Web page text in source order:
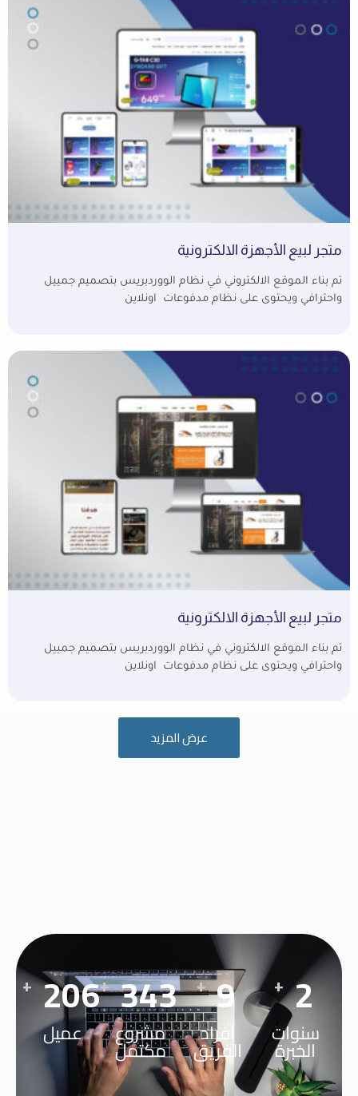
متجر لبيع الأجهزة الالكترونية
تم بناء الموقع الالكتروني في نظام الووردبريس بتصميم جمييل
واحترافي ويحتوى على نظام مدفوعات اونلاين
متجر لبيع الأجهزة الالكترونية
تم بناء الموقع الالكتروني في نظام الووردبريس بتصميم جمييل
واحترافي ويحتوى على نظام مدفوعات اونلاين
عرض المزيد
4
+
سنوات
الخبرة
14
+
افراد
الفريق
500
+
مشروع
مكتمل
300
+
عميل